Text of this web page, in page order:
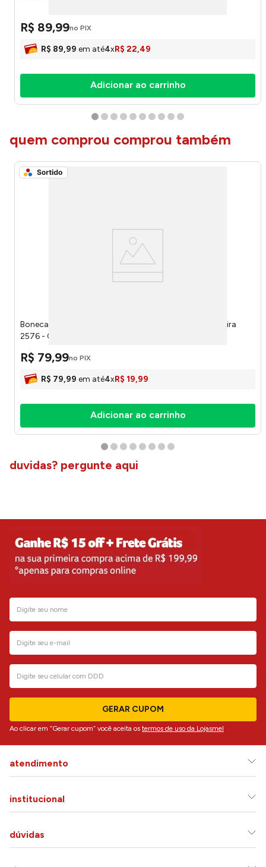
R$ 89,99no PIX
R$ 89,99 em até4xR$ 22,49
Adicionar ao carrinho
quem comprou comprou também
Boneca Baby Vem Brincar Sortida Doutora ou Cozinheira
2576 - Cotiplás
R$ 79,99no PIX
R$ 79,99 em até4xR$ 19,99
Adicionar ao carrinho
duvidas? pergunte aqui
GERAR CUPOM
Ao clicar em “Gerar cupom” você aceita os termos de uso da Lojasmel
atendimento
institucional
dúvidas